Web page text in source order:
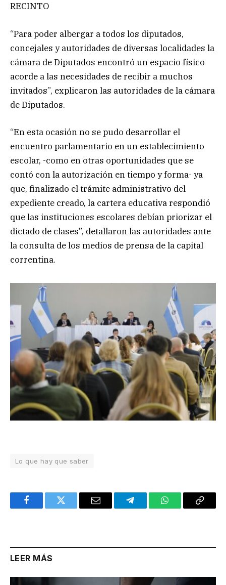
RECINTO
“Para poder albergar a todos los diputados,
concejales y autoridades de diversas localidades la
cámara de Diputados encontró un espacio físico
acorde a las necesidades de recibir a muchos
invitados”, explicaron las autoridades de la cámara
de Diputados.
“En esta ocasión no se pudo desarrollar el
encuentro parlamentario en un establecimiento
escolar, -como en otras oportunidades que se
contó con la autorización en tiempo y forma- ya
que, finalizado el trámite administrativo del
expediente creado, la cartera educativa respondió
que las instituciones escolares debían priorizar el
dictado de clases”, detallaron las autoridades ante
la consulta de los medios de prensa de la capital
correntina.
Lo que hay que saber
FacebookTwitter Email TelegramWhatsAppCopy
LEER MÁS